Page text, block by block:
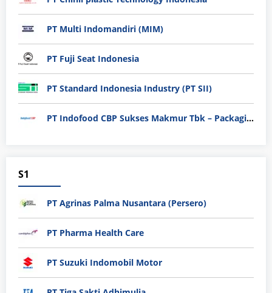
PT Multi Indomandiri (MIM)
PT Fuji Seat Indonesia
PT Standard Indonesia Industry (PT SII)
PT Indofood CBP Sukses Makmur Tbk – Packaging Division
S1
PT Agrinas Palma Nusantara (Persero)
PT Pharma Health Care
PT Suzuki Indomobil Motor